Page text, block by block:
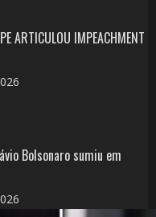
ARTICULOU IMPEACHMENT
Bolsonaro sumiu em